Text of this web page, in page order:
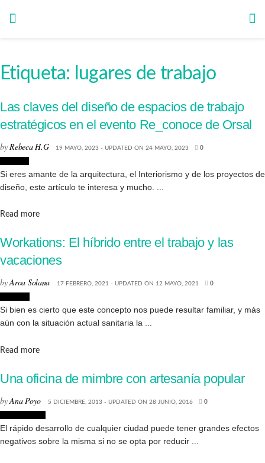
Etiqueta: lugares de trabajo
Las claves del diseño de espacios de trabajo
estratégicos en el evento Re_conoce de Orsal
byRebeca H.G 19 MAYO, 2023 - UPDATED ON 24 MAYO, 2023 0
Si eres amante de la arquitectura, el Interiorismo y de los proyectos de
diseño, este artículo te interesa y mucho. ...
Read moreDetails
Workations: El híbrido entre el trabajo y las
vacaciones
byAroa Solana 17 FEBRERO, 2021 - UPDATED ON 12 MAYO, 2021 0
Si bien es cierto que este concepto nos puede resultar familiar, y más
aún con la situación actual sanitaria la ...
Read moreDetails
Una oficina de mimbre con artesanía popular
byAna Poyo 5 DICIEMBRE, 2013 - UPDATED ON 28 JUNIO, 2016 0
El rápido desarrollo de cualquier ciudad puede tener grandes efectos
negativos sobre la misma si no se opta por reducir ...